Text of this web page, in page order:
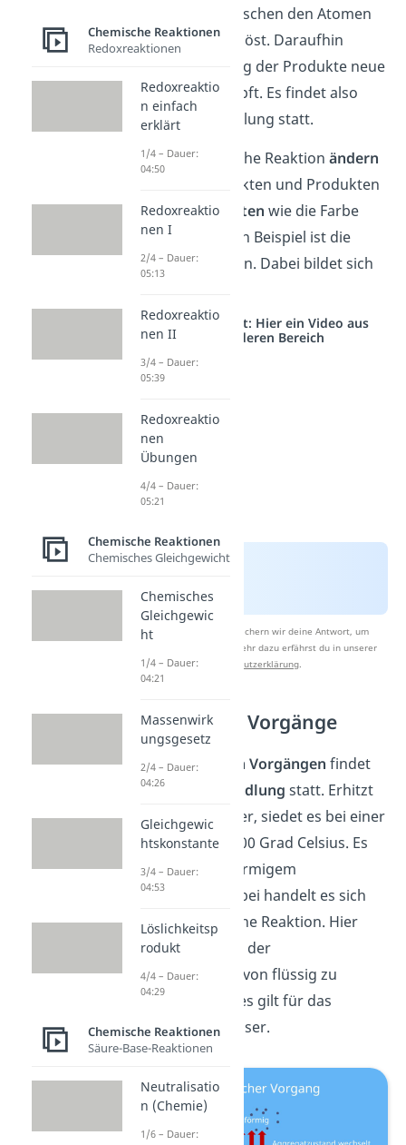
die Bindungen zwischen den Atomen
in den Edukten gelöst. Daraufhin
werden zur Bildung der Produkte neue
Bindungen geknüpft. Es findet also
eine Stoffumwandlung statt.
Durch die chemische Reaktionändern
sich zwischen Edukten und Produkten
häufigEigenschaften wie die Farbe
oder die Dichte. Ein Beispiel ist die
Oxidation von Eisen. Dabei bildet sich
Studyflix vernetzt: Hier ein Video aus
einem anderen Bereich
Nach Beantwortung speichern wir deine Antwort, um
Studyflix zu verbessern. Mehr dazu erfährst du in unserer
Datenschutzerklärung.
Physikalische Vorgänge
Beiphysikalischen Vorgängen findet
keineStoffumwandlung statt. Erhitzt
du flüssiges Wasser, siedet es bei einer
Temperatur von 100 Grad Celsius. Es
wird also zu gasförmigem
Wasserdampf. Dabei handelt es sich
um keine chemische Reaktion. Hier
verändert sich nur der
Aggregatzustand
von flüssig zu
gasförmig. Gleiches gilt für das
Gefrieren von Wasser.
Chemische Reaktionen
Redoxreaktionen
Redoxreaktio
n einfach
erklärt
1/4 – Dauer:
04:50
Redoxreaktio
nen I
2/4 – Dauer:
05:13
Redoxreaktio
nen II
3/4 – Dauer:
05:39
Redoxreaktio
nen
Übungen
4/4 – Dauer:
05:21
Chemische Reaktionen
Chemisches Gleichgewicht
Chemisches
Gleichgewic
ht
1/4 – Dauer:
04:21
Massenwirk
ungsgesetz
2/4 – Dauer:
04:26
Gleichgewic
htskonstante
3/4 – Dauer:
04:53
Löslichkeitsp
rodukt
4/4 – Dauer:
04:29
Chemische Reaktionen
Säure-Base-Reaktionen
Neutralisatio
n (Chemie)
1/6 – Dauer: